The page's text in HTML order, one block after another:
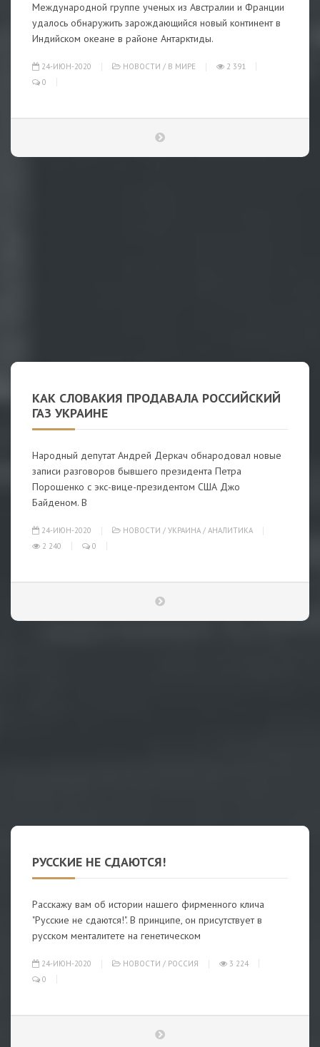
Международной группе ученых из Австралии и Франции
удалось обнаружить зарождающийся новый континент в
Индийском океане в районе Антарктиды.
24-ИЮН-2020 НОВОСТИ / В МИРЕ
2 391
0
КАК СЛОВАКИЯ ПРОДАВАЛА РОССИЙСКИЙ
ГАЗ УКРАИНЕ
Народный депутат Андрей Деркач обнародовал новые
записи разговоров бывшего президента Петра
Порошенко с экс-вице-президентом США Джо
Байденом. В
24-ИЮН-2020 НОВОСТИ / УКРАИНА / АНАЛИТИКА
2 240
0
РУССКИЕ НЕ СДАЮТСЯ!
Расскажу вам об истории нашего фирменного клича
"Русские не сдаются!". В принципе, он присутствует в
русском менталитете на генетическом
24-ИЮН-2020 НОВОСТИ / РОССИЯ
3 224
0